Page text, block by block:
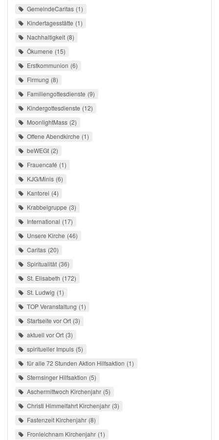
GemeindeCaritas 1
Kindertagesstätte 1
Nachhaltigkeit 8
Ökumene 15
Erstkommunion 6
Firmung 8
Familiengottesdienste 9
Kindergottesdienste 12
MoonlightMass 2
Offene Abendkirche 1
beWEGt 2
Frauencafé 1
KJG/Minis 6
Kantorei 4
Krabbelgruppe 3
International 17
Unsere Kirche 46
Caritas 20
Spiritualität 36
St. Elisabeth 172
St. Ludwig 1
TOP Veranstaltung 1
Startseite vor Ort 3
aktuell vor Ort 3
spiritueller Impuls 5
für alle 72 Stunden Aktion Hilfsaktion 1
Sternsinger Hilfsaktion 5
Aschermittwoch Kirchenjahr 5
Christi Himmelfahrt Kirchenjahr 3
Fastenzeit Kirchenjahr 8
Fronleichnam Kirchenjahr 1